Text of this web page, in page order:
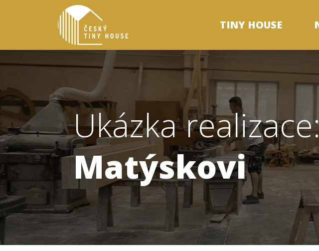
TINY HOUSE
Ukázka
Matýskovi